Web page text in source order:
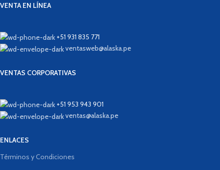
VENTA EN LÍNEA
+51 931 835 771
ventasweb@alaska.pe
VENTAS CORPORATIVAS
+51 953 943 901
ventas@alaska.pe
ENLACES
Términos y Condiciones